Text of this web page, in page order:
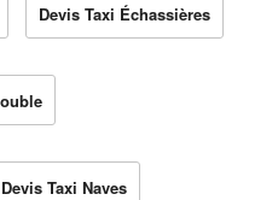
Devis Taxi Échassières
Devis Taxi Naves